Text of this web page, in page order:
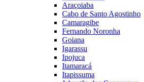
Araçoiaba
Cabo de Santo Agostinho
Camaragibe
Fernando Noronha
Goiana
Igarassu
Ipojuca
Itamaracá
Itapissuma